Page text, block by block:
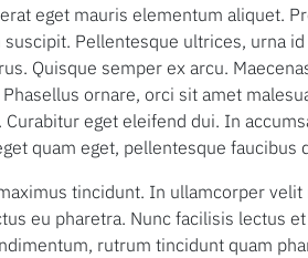
eget mauris elementum aliquet.
Pellentesque ultrices, urna
Quisque semper ex arcu.
ornare, orci sit amet
Curabitur eget eleifend dui. In
quam eget, pellentesque faucibus
tincidunt. In ullamcorper
eu pharetra. Nunc facilisis lectus
rutrum tincidunt quam